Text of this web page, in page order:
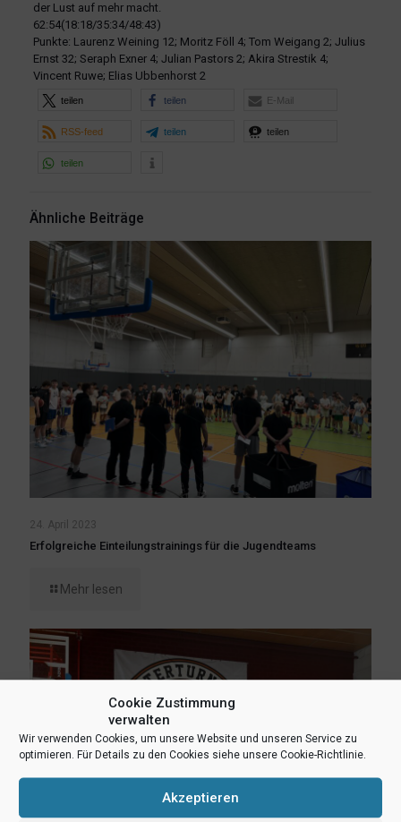
Cookie Zustimmung
verwalten
Wir verwenden Cookies, um unsere Website und unseren Service zu
optimieren. Für Details zu den Cookies siehe unsere Cookie-Richtlinie.
Akzeptieren
der Lust auf mehr macht.
62:54(18:18/35:34/48:43)
Punkte: Laurenz Weining 12; Moritz Föll 4; Tom Weigang 2; Julius
Ernst 32; Seraph Exner 4; Julian Pastors 2; Akira Strestik 4;
Vincent Ruwe; Elias Ubbenhorst 2
teilen teilen E-Mail
RSS-feed teilen teilen
teilen
Ähnliche Beiträge
24. April 2023
Erfolgreiche Einteilungstrainings für die Jugendteams
Mehr lesen